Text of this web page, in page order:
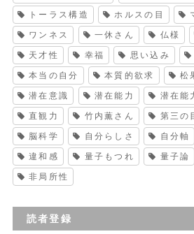
トーラス構造 ホルスの目
ワンネス 一休さん 仏様
天才性 幸福 思い込み
本当の自分 本質的欲求 松
潜在意識 潜在能力 潜在能
直観力 竹内薫さん 第三の
脳科学 自分らしさ 自分軸
違和感 量子もつれ 量子論
非局所性
読者登録